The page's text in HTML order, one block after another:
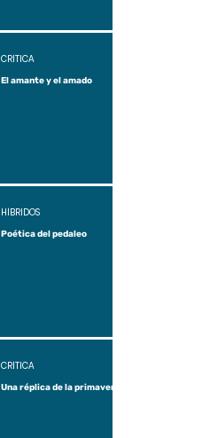
El amante y el amado
CRÍTICA
Poética del pedaleo
HÍBRIDOS
Una réplica de la primavera
CRÍTICA